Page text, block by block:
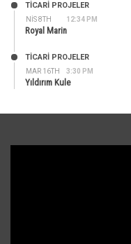
NIS 8TH 12:34 PM
TİCARİ PROJELER
Royal Marin
MAR 16TH 3:30 PM
TİCARİ PROJELER
Yıldırım Kule